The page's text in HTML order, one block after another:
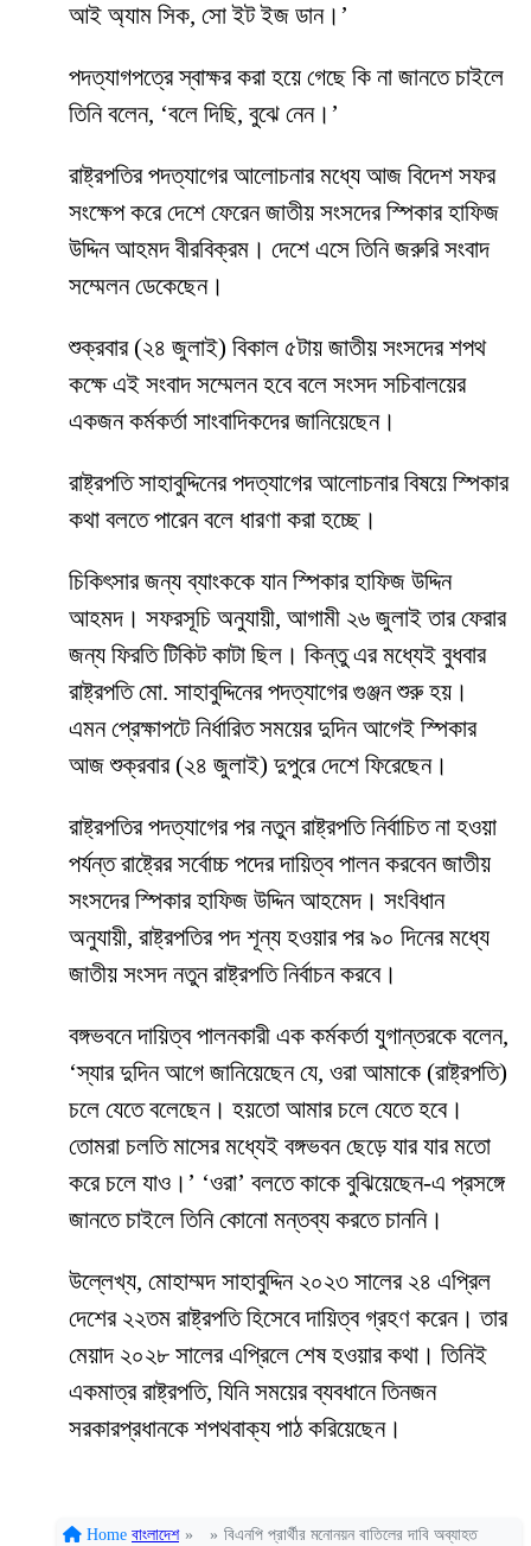
আই অ্যাম সিক, সো ইট ইজ ডান।’
পদত্যাগপত্রে স্বাক্ষর করা হয়ে গেছে কি না জানতে চাইলে
তিনি বলেন, ‘বলে দিছি, বুঝে নেন।’
রাষ্ট্রপতির পদত্যাগের আলোচনার মধ্যে আজ বিদেশ সফর
সংক্ষেপ করে দেশে ফেরেন জাতীয় সংসদের স্পিকার হাফিজ
উদ্দিন আহমদ বীরবিক্রম। দেশে এসে তিনি জরুরি সংবাদ
সম্মেলন ডেকেছেন।
শুক্রবার (২৪ জুলাই) বিকাল ৫টায় জাতীয় সংসদের শপথ
কক্ষে এই সংবাদ সম্মেলন হবে বলে সংসদ সচিবালয়ের
একজন কর্মকর্তা সাংবাদিকদের জানিয়েছেন।
রাষ্ট্রপতি সাহাবুদ্দিনের পদত্যাগের আলোচনার বিষয়ে স্পিকার
কথা বলতে পারেন বলে ধারণা করা হচ্ছে।
চিকিৎসার জন্য ব্যাংককে যান স্পিকার হাফিজ উদ্দিন
আহমদ। সফরসূচি অনুযায়ী, আগামী ২৬ জুলাই তার ফেরার
জন্য ফিরতি টিকিট কাটা ছিল। কিন্তু এর মধ্যেই বুধবার
রাষ্ট্রপতি মো. সাহাবুদ্দিনের পদত্যাগের গুঞ্জন শুরু হয়।
এমন প্রেক্ষাপটে নির্ধারিত সময়ের দুদিন আগেই স্পিকার
আজ শুক্রবার (২৪ জুলাই) দুপুরে দেশে ফিরেছেন।
রাষ্ট্রপতির পদত্যাগের পর নতুন রাষ্ট্রপতি নির্বাচিত না হওয়া
পর্যন্ত রাষ্ট্রের সর্বোচ্চ পদের দায়িত্ব পালন করবেন জাতীয়
সংসদের স্পিকার হাফিজ উদ্দিন আহমেদ। সংবিধান
অনুযায়ী, রাষ্ট্রপতির পদ শূন্য হওয়ার পর ৯০ দিনের মধ্যে
জাতীয় সংসদ নতুন রাষ্ট্রপতি নির্বাচন করবে।
বঙ্গভবনে দায়িত্ব পালনকারী এক কর্মকর্তা যুগান্তরকে বলেন,
‘স্যার দুদিন আগে জানিয়েছেন যে, ওরা আমাকে (রাষ্ট্রপতি)
চলে যেতে বলেছেন। হয়তো আমার চলে যেতে হবে।
তোমরা চলতি মাসের মধ্যেই বঙ্গভবন ছেড়ে যার যার মতো
করে চলে যাও।’ ‘ওরা’ বলতে কাকে বুঝিয়েছেন-এ প্রসঙ্গে
জানতে চাইলে তিনি কোনো মন্তব্য করতে চাননি।
উল্লেখ্য, মোহাম্মদ সাহাবুদ্দিন ২০২৩ সালের ২৪ এপ্রিল
দেশের ২২তম রাষ্ট্রপতি হিসেবে দায়িত্ব গ্রহণ করেন। তার
মেয়াদ ২০২৮ সালের এপ্রিলে শেষ হওয়ার কথা। তিনিই
একমাত্র রাষ্ট্রপতি, যিনি সময়ের ব্যবধানে তিনজন
সরকারপ্রধানকে শপথবাক্য পাঠ করিয়েছেন।
Home বাংলাদেশ » » বিএনপি প্রার্থীর মনোনয়ন বাতিলের দাবি অব্যাহত